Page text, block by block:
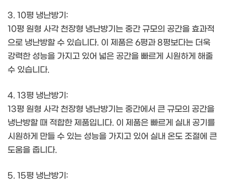
3. 10평 냉난방기:
10평 원형 사각 천장형 냉난방기는 중간 규모의 공간을 효과적
으로 냉난방할 수 있습니다. 이 제품은 6평과 8평보다는 더욱
강력한 성능을 가지고 있어 넓은 공간을 빠르게 시원하게 해줄
수 있습니다.
4. 13평 냉난방기:
13평 원형 사각 천장형 냉난방기는 중간에서 큰 규모의 공간을
냉난방할 때 적합한 제품입니다. 이 제품은 빠르게 실내 공기를
시원하게 만들 수 있는 성능을 가지고 있어 실내 온도 조절에 큰
도움을 줍니다.
5. 15평 냉난방기: